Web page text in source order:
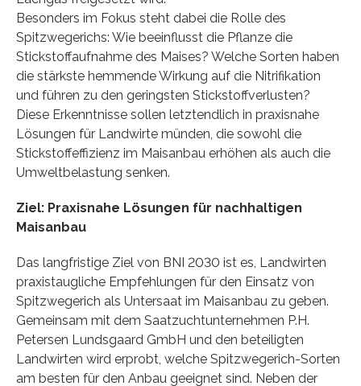
Besonders im Fokus steht dabei die Rolle des
Spitzwegerichs: Wie beeinflusst die Pflanze die
Stickstoffaufnahme des Maises? Welche Sorten haben
die stärkste hemmende Wirkung auf die Nitrifikation
und führen zu den geringsten Stickstoffverlusten?
Diese Erkenntnisse sollen letztendlich in praxisnahe
Lösungen für Landwirte münden, die sowohl die
Stickstoffeffizienz im Maisanbau erhöhen als auch die
Umweltbelastung senken.
Ziel: Praxisnahe Lösungen für nachhaltigen
Maisanbau
Das langfristige Ziel von BNI 2030 ist es, Landwirten
praxistaugliche Empfehlungen für den Einsatz von
Spitzwegerich als Untersaat im Maisanbau zu geben.
Gemeinsam mit dem Saatzuchtunternehmen P.H.
Petersen Lundsgaard GmbH und den beteiligten
Landwirten wird erprobt, welche Spitzwegerich-Sorten
am besten für den Anbau geeignet sind. Neben der